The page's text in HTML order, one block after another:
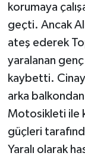
korumaya
geçti. Ancak
ateş ederek
yaralanan genç
kaybetti.
arka balkondan
Motosikleti ile
güçleri
Yaralı olarak